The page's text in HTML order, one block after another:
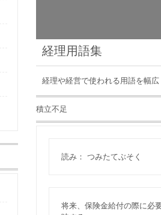
経理用語集
経理や経営で使われる用語を幅広
積立不足
読み： つみたてぶそく
将来、保険金給付の際に必